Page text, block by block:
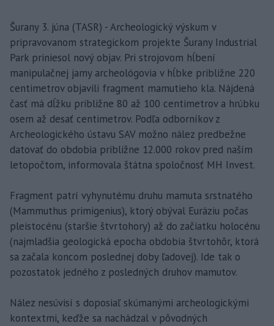
Šurany 3. júna (TASR) - Archeologický výskum v
pripravovanom strategickom projekte Šurany Industrial
Park priniesol nový objav. Pri strojovom hĺbení
manipulačnej jamy archeológovia v hĺbke približne 220
centimetrov objavili fragment mamutieho kla. Nájdená
časť má dĺžku približne 80 až 100 centimetrov a hrúbku
osem až desať centimetrov. Podľa odborníkov z
Archeologického ústavu SAV možno nález predbežne
datovať do obdobia približne 12.000 rokov pred naším
letopočtom, informovala štátna spoločnosť MH Invest.
Fragment patrí vyhynutému druhu mamuta srstnatého
(Mammuthus primigenius), ktorý obýval Euráziu počas
pleistocénu (staršie štvrtohory) až do začiatku holocénu
(najmladšia geologická epocha obdobia štvrtohôr, ktorá
sa začala koncom poslednej doby ľadovej). Ide tak o
pozostatok jedného z posledných druhov mamutov.
Nález nesúvisí s doposiaľ skúmanými archeologickými
kontextmi, keďže sa nachádzal v pôvodných